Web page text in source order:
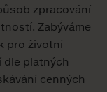
zpracování
Zabýváme
pro životní
dle platných
cenných